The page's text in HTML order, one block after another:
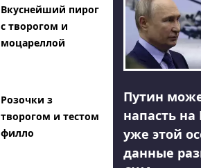
Вкуснейший пирог
с творогом и
моцареллой
Розочки з
творогом и тестом
филло
Путин
напасть
уже этой
данные